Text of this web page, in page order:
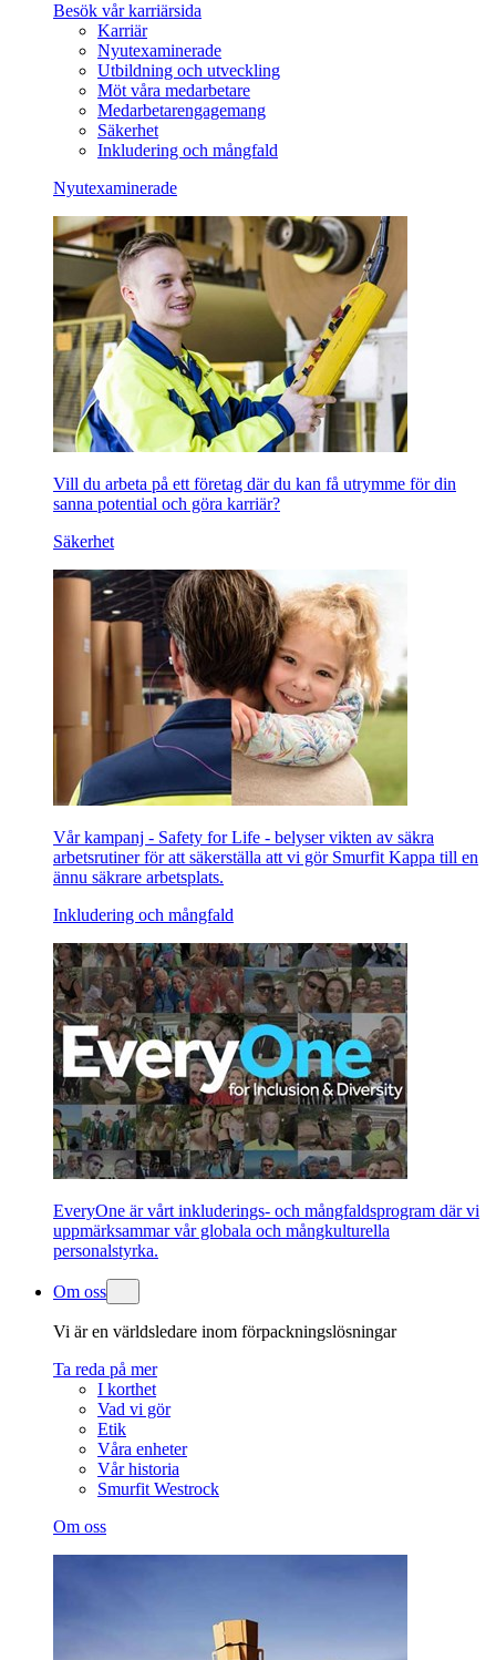
Besök vår karriärsida
Karriär
Nyutexaminerade
Utbildning och utveckling
Möt våra medarbetare
Medarbetarengagemang
Säkerhet
Inkludering och mångfald
Nyutexaminerade
Vill du arbeta på ett företag där du kan få utrymme för din
sanna potential och göra karriär?
Säkerhet
Vår kampanj - Safety for Life - belyser vikten av säkra
arbetsrutiner för att säkerställa att vi gör Smurfit Kappa till en
ännu säkrare arbetsplats.
Inkludering och mångfald
EveryOne är vårt inkluderings- och mångfaldsprogram där vi
uppmärksammar vår globala och mångkulturella
personalstyrka.
Om oss
Vi är en världsledare inom förpackningslösningar
Ta reda på mer
I korthet
Vad vi gör
Etik
Våra enheter
Vår historia
Smurfit Westrock
Om oss